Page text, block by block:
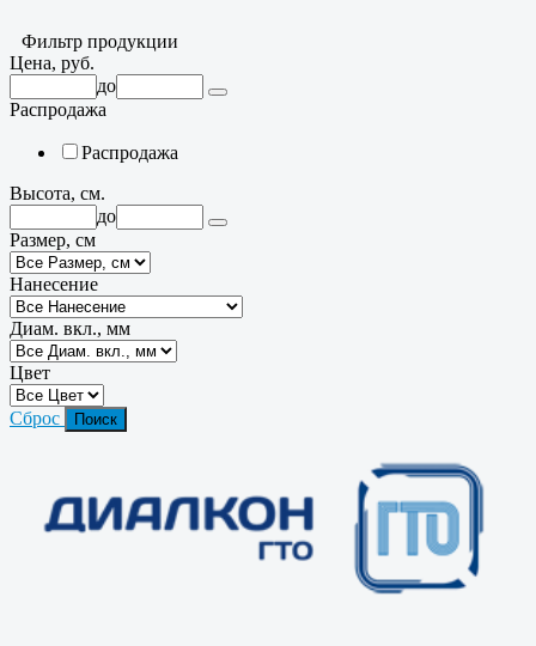
Фильтр продукции
Цена, руб.
до
Распродажа
Распродажа
Высота, см.
до
Размер, см
Нанесение
Диам. вкл., мм
Цвет
Сброс